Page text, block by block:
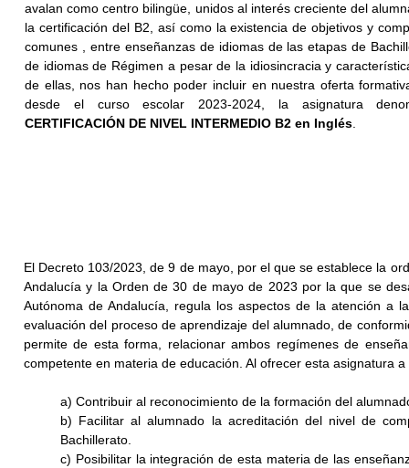
avalan como centro bilingüe, unidos al interés creciente del
la certificación del B2, así como la existencia de objetivos y
comunes , entre enseñanzas de idiomas de las etapas de
de idiomas de Régimen a pesar de la idiosincracia y
de ellas, nos han hecho poder incluir en nuestra oferta
desde el curso escolar 2023-2024, la asignatura
CERTIFICACIÓN DE NIVEL INTERMEDIO B2 en Inglés
El Decreto 103/2023, de 9 de mayo, por el que se establece la
Andalucía y la Orden de 30 de mayo de 2023 por la que se
Autónoma de Andalucía, regula los aspectos de la atención a
evaluación del proceso de aprendizaje del alumnado, de
permite de esta forma, relacionar ambos regímenes de
competente en materia de educación. Al ofrecer esta asignatura
a) Contribuir al reconocimiento de la formación del
b) Facilitar al alumnado la acreditación del nivel de
Bachillerato.
c) Posibilitar la integración de esta materia de las